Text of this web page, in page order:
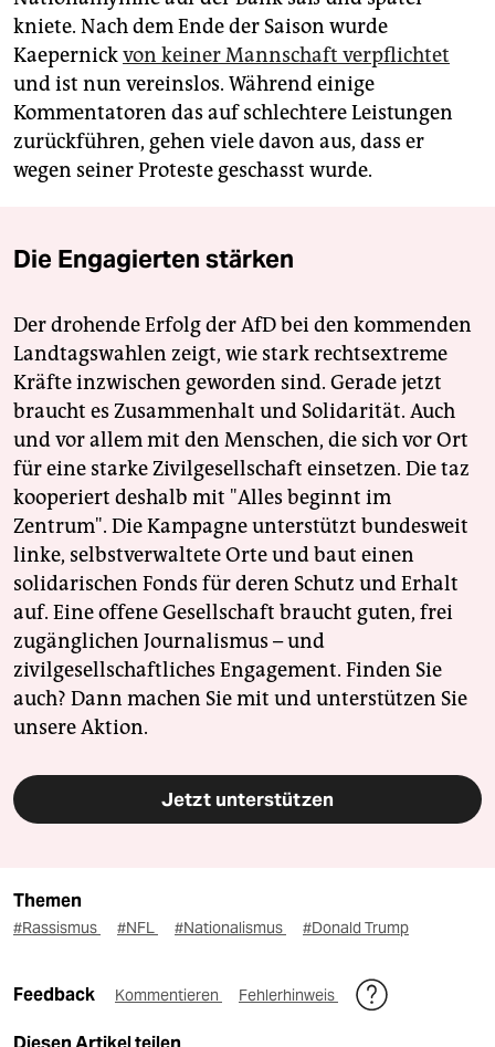
kniete. Nach dem Ende der Saison wurde
Kaepernickvon keiner Mannschaft verpflichtet
und ist nun vereinslos. Während einige
Kommentatoren das auf schlechtere Leistungen
zurückführen, gehen viele davon aus, dass er
wegen seiner Proteste geschasst wurde.
Die Engagierten stärken
Der drohende Erfolg der AfD bei den kommenden
Landtagswahlen zeigt, wie stark rechtsextreme
Kräfte inzwischen geworden sind. Gerade jetzt
braucht es Zusammenhalt und Solidarität. Auch
und vor allem mit den Menschen, die sich vor Ort
für eine starke Zivilgesellschaft einsetzen. Die taz
kooperiert deshalb mit "Alles beginnt im
Zentrum". Die Kampagne unterstützt bundesweit
linke, selbstverwaltete Orte und baut einen
solidarischen Fonds für deren Schutz und Erhalt
auf. Eine offene Gesellschaft braucht guten, frei
zugänglichen Journalismus – und
zivilgesellschaftliches Engagement. Finden Sie
auch? Dann machen Sie mit und unterstützen Sie
unsere Aktion.
Jetzt unterstützen
Themen
#Rassismus #NFL #Nationalismus #Donald Trump
Feedback Kommentieren Fehlerhinweis
Diesen Artikel teilen